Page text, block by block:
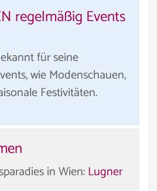
regelmäßig Events
für seine
wie Modenschauen,
Festivitäten.
in Wien:Lugner